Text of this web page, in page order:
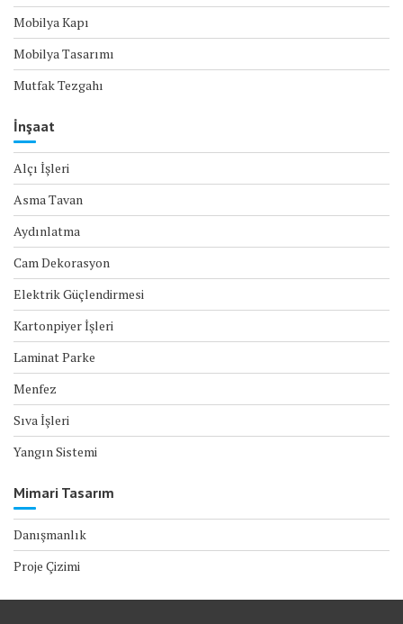
Mobilya Kapı
Mobilya Tasarımı
Mutfak Tezgahı
İnşaat
Alçı İşleri
Asma Tavan
Aydınlatma
Cam Dekorasyon
Elektrik Güçlendirmesi
Kartonpiyer İşleri
Laminat Parke
Menfez
Sıva İşleri
Yangın Sistemi
Mimari Tasarım
Danışmanlık
Proje Çizimi